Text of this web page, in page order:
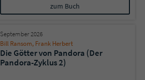
zum Buch
September 2026
Bill Ransom, Frank Herbert
Die Götter von Pandora (Der
Pandora-Zyklus 2)